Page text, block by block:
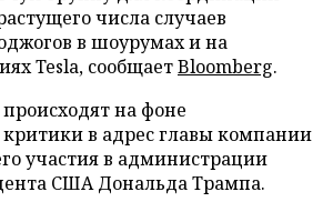
числа случаев
в шоурумах и на
Tesla, сообщаетBloomberg.
на фоне
в адрес главы компании
участия в администрации
США Дональда Трампа.